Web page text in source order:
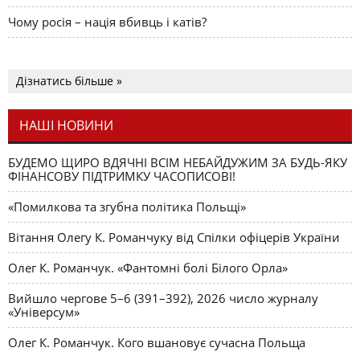
Чому росія – нація вбивць і катів?
Дізнатись більше »
НАШІ НОВИНИ
БУДЕМО ЩИРО ВДЯЧНІ ВСІМ НЕБАЙДУЖИМ ЗА БУДЬ-ЯКУ
ФІНАНСОВУ ПІДТРИМКУ ЧАСОПИСОВІ!
«Помилкова та згубна політика Польщі»
Вітання Олегу К. Романчуку від Спілки офіцерів України
Олег К. Романчук. «Фантомні болі Білого Орла»
Вийшло чергове 5–6 (391–392), 2026 число журналу
«Універсум»
Олег К. Романчук. Кого вшановує сучасна Польща